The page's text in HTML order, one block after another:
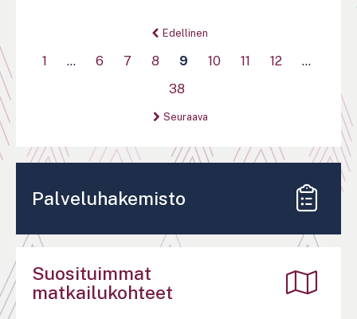
Sivutus
Edellinen
1 … 6 7 8 9 10 11 12
…
38
Seuraava
Palveluhakemisto
Suosituimmat
matkailukohteet